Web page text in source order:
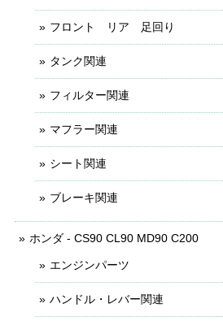
フロント リア 足回り
タンク関連
フィルター関連
マフラー関連
シート関連
ブレーキ関連
ホンダ - CS90 CL90 MD90 C200
エンジンパーツ
ハンドル・レバー関連